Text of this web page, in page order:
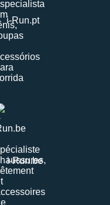
i-Run.pt
i-Run.be